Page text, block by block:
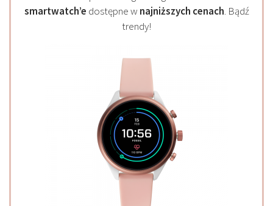
smartwatch’e dostępne w najniższych cenach. Bądź
trendy!